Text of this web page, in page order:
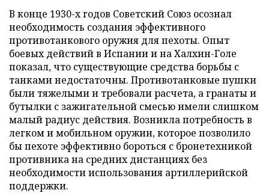
В конце 1930-х годов Советский Союз осознал
необходимость создания эффективного
противотанкового оружия для пехоты. Опыт
боевых действий в Испании и на Халхин-Голе
показал, что существующие средства борьбы с
танками недостаточны. Противотанковые пушки
были тяжелыми и требовали расчета, а гранаты и
бутылки с зажигательной смесью имели слишком
малый радиус действия. Возникла потребность в
легком и мобильном оружии, которое позволило
бы пехоте эффективно бороться с бронетехникой
противника на средних дистанциях без
необходимости использования артиллерийской
поддержки.